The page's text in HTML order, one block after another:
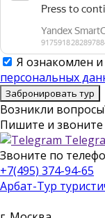
Я ознакомлен и
персональных
Забронировать тур
Возникли
Пишите и
Звоните по
+7(495) 374-94-65
Арбат-Тур